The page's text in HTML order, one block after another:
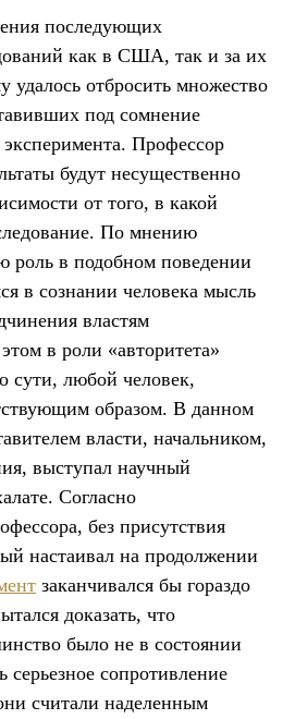
последующих
как в США, так и за их
удалось отбросить множество
под сомнение
эксперимента. Профессор
будут несущественно
от того, в какой
По мнению
роль в подобном поведении
в сознании человека мысль
властям
в роли «авторитета»
сути, любой человек,
образом. В данном
власти, начальником,
выступал научный
Согласно
без присутствия
настаивал на продолжении
заканчивался бы гораздо
доказать, что
было не в состоянии
серьезное сопротивление
считали наделенным